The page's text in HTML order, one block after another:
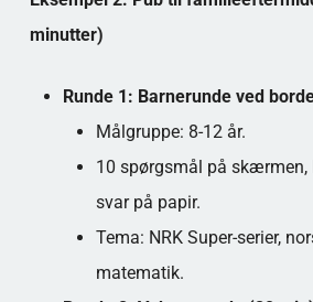
minutter)
Runde 1: Barnerunde ved
Målgruppe: 8-12 år.
10 spørgsmål på skærmen,
svar på papir.
Tema: NRK Super-serier,
matematik.